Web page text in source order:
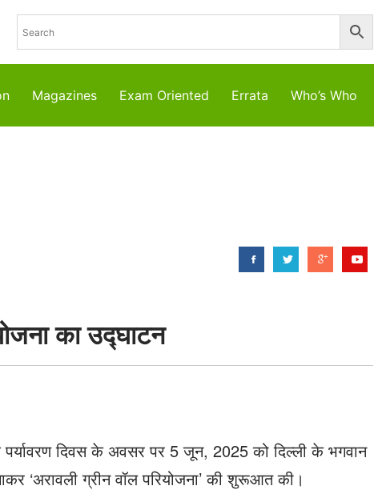
Magazines Exam Oriented Errata Who’s Who
का उद्घाटन
पर्यावरण दिवस के अवसर पर 5 जून, 2025 को दिल्ली के भगवान
‘अरावली ग्रीन वॉल परियोजना’ की शुरूआत की।